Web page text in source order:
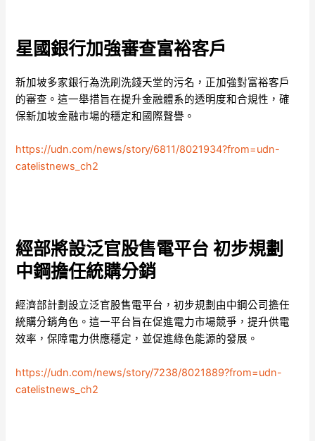
星國銀行加強審查富裕客戶
新加坡多家銀行為洗刷洗錢天堂的污名，正加強對富裕客戶
的審查。這一舉措旨在提升金融體系的透明度和合規性，確
保新加坡金融市場的穩定和國際聲譽。
https://udn.com/news/story/6811/8021934?from=udn-
catelistnews_ch2
經部將設泛官股售電平台 初步規劃
中鋼擔任統購分銷
經濟部計劃設立泛官股售電平台，初步規劃由中鋼公司擔任
統購分銷角色。這一平台旨在促進電力市場競爭，提升供電
效率，保障電力供應穩定，並促進綠色能源的發展。
https://udn.com/news/story/7238/8021889?from=udn-
catelistnews_ch2